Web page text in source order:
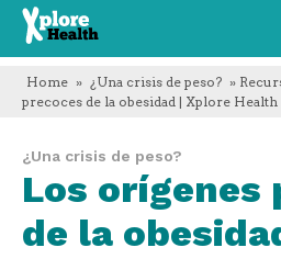
Xplore
Health
Home » ¿Una crisis de peso? »
precoces de la obesidad | Xplore Health
¿Una crisis de peso?
Los orígenes
de la